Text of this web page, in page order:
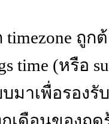
ถู
time (หรือ
มาเพื่อรอง